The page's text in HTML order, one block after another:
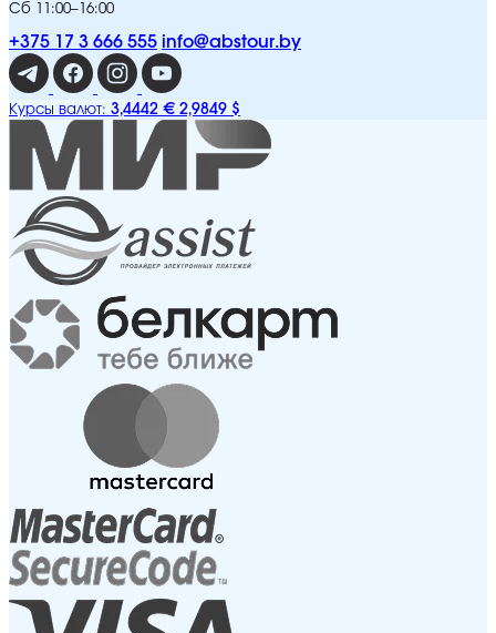
Сб 11:00–16:00
+375 17 3 666 555 info@abstour.by
Курсы валют: 3,4442 € 2,9849 $